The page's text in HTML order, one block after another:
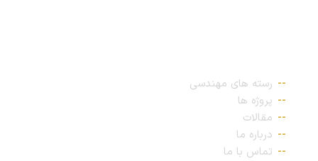
رسته های مهندسی
پروژه ها
مقالات
درباره ما
تماس با ما